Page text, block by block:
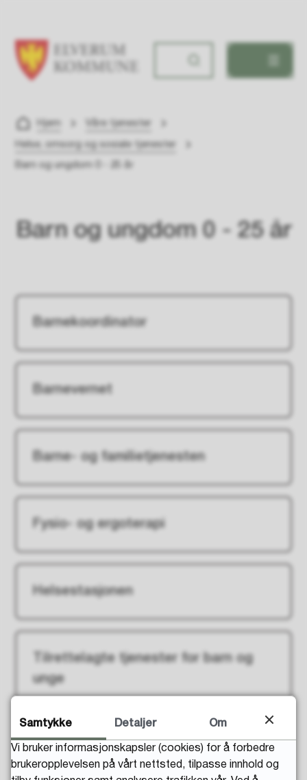
Du er her:
Barn og ungdom 0 - 25 år
Barn og ungdom 0 - 25 år
Barnekoordinator
Barnevernet
Barne- og familietjenesten
Fysio- og ergoterapi
Helsestasjonen
Tilrettelagte tjenester for barn og
unge
Verge
Samtykke Detaljer Om
Vi bruker informasjonskapsler (cookies) for å forbedre
brukeropplevelsen på vårt nettsted, tilpasse innhold og